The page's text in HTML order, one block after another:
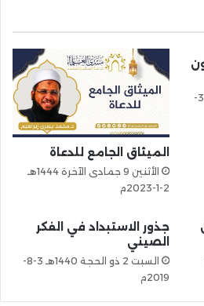
الثلاثاء 17 شعبان 1442هـ 30-3-
‏الميثاق الجامع للدعاة
الأثنين 9 جمادى الآخرة 1444هـ
2-1-2023م
جذور الاستبداد في الفكر
الصيني
السبت 2 ذو الحجة 1440هـ 3-8-
2019م